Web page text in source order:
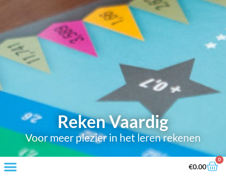
Reken Vaardig
Voor meer plezier in het leren rekenen
€0.00
0